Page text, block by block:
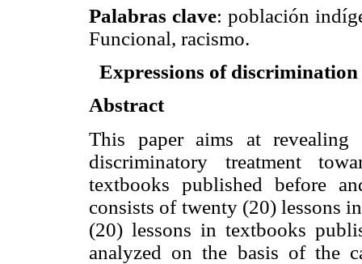
Palabras clave: población
Funcional, racismo.
Expressions of
Abstract
This paper aims at revealing
discriminatory treatment
textbooks published before
consists of twenty (20) lessons
(20) lessons in textbooks
analyzed on the basis of the